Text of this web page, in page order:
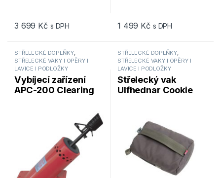
3 699 Kč s DPH 1 499 Kč s DPH
STŘELECKÉ DOPLŇKY,
STŘELECKÉ VAKY I OPĚRY I
LAVICE I PODLOŽKY
Vybíjecí zařízení
APC-200 Clearing
STŘELECKÉ DOPLŇKY,
STŘELECKÉ VAKY I OPĚRY I
LAVICE I PODLOŽKY
Střelecký vak
Ulfhednar Cookie